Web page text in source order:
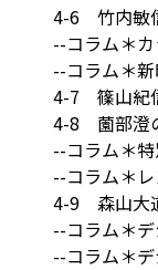
4-6 竹内敏
--コラム＊
--コラム＊
4-7 篠山紀
4-8 薗部澄
--コラム＊
--コラム＊
4-9 森山大
--コラム＊
--コラム＊